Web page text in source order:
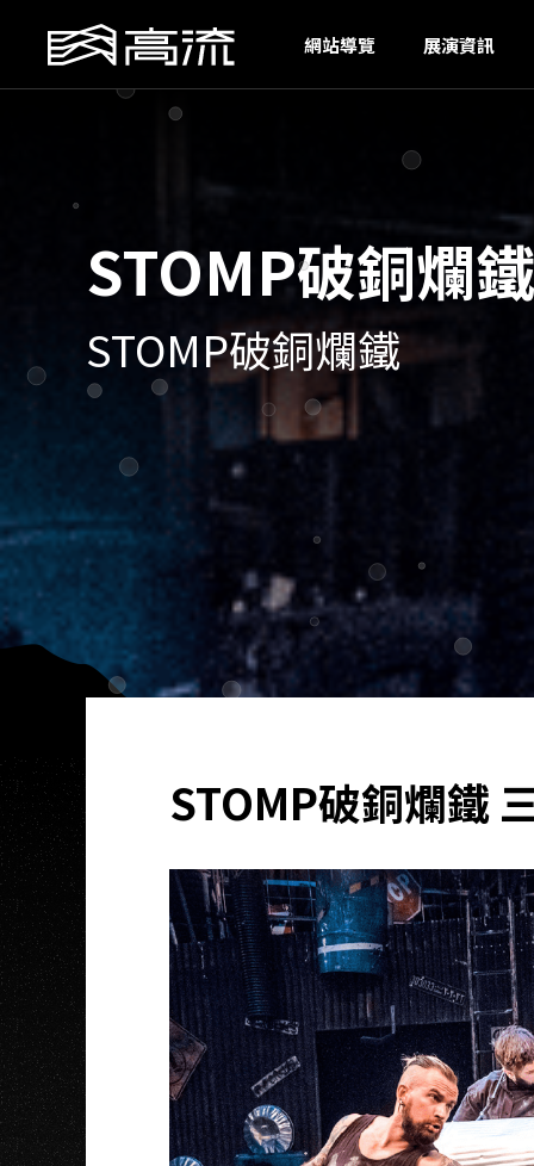
網站導覽 展演資訊
STOMP破銅爛
STOMP破銅爛鐵
STOMP破銅爛鐵